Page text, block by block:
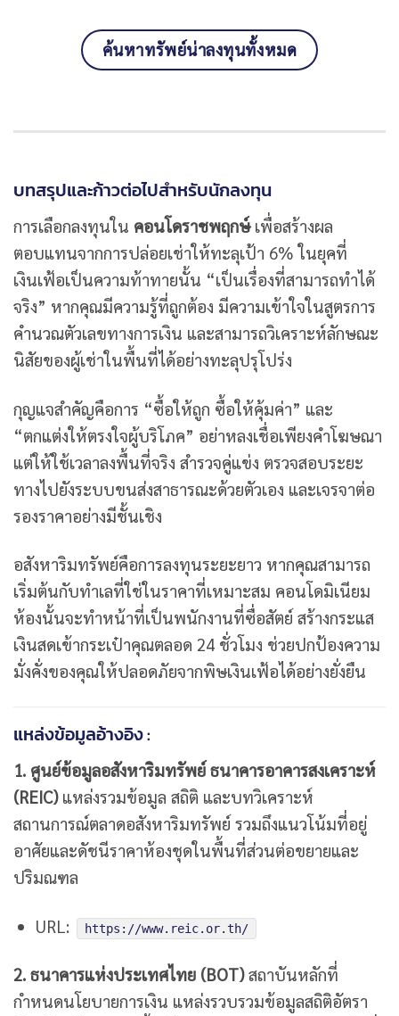
ค้นหาทรัพย์น่าลงทุนทั้งหมด
บทสรุปและก้าวต่อไปสำหรับนักลงทุน
การเลือกลงทุนใน คอนโดราชพฤกษ์เพื่อสร้างผล
ตอบแทนจากการปล่อยเช่าให้ทะลุเป้า 6% ในยุคที่
เงินเฟ้อเป็นความท้าทายนั้น “เป็นเรื่องที่สามารถทำได้
จริง” หากคุณมีความรู้ที่ถูกต้อง มีความเข้าใจในสูตรการ
คำนวณตัวเลขทางการเงิน และสามารถวิเคราะห์ลักษณะ
นิสัยของผู้เช่าในพื้นที่ได้อย่างทะลุปรุโปร่ง
กุญแจสำคัญคือการ “ซื้อให้ถูก ซื้อให้คุ้มค่า” และ
“ตกแต่งให้ตรงใจผู้บริโภค” อย่าหลงเชื่อเพียงคำโฆษณา
แต่ให้ใช้เวลาลงพื้นที่จริง สำรวจคู่แข่ง ตรวจสอบระยะ
ทางไปยังระบบขนส่งสาธารณะด้วยตัวเอง และเจรจาต่อ
รองราคาอย่างมีชั้นเชิง
อสังหาริมทรัพย์คือการลงทุนระยะยาว หากคุณสามารถ
เริ่มต้นกับทำเลที่ใช่ในราคาที่เหมาะสม คอนโดมิเนียม
ห้องนั้นจะทำหน้าที่เป็นพนักงานที่ซื่อสัตย์ สร้างกระแส
เงินสดเข้ากระเป๋าคุณตลอด 24 ชั่วโมง ช่วยปกป้องความ
มั่งคั่งของคุณให้ปลอดภัยจากพิษเงินเฟ้อได้อย่างยั่งยืน
แหล่งข้อมูลอ้างอิง :
1. ศูนย์ข้อมูลอสังหาริมทรัพย์ ธนาคารอาคารสงเคราะห์
(REIC)แหล่งรวมข้อมูล สถิติ และบทวิเคราะห์
สถานการณ์ตลาดอสังหาริมทรัพย์ รวมถึงแนวโน้มที่อยู่
อาศัยและดัชนีราคาห้องชุดในพื้นที่ส่วนต่อขยายและ
ปริมณฑล
URL: https://www.reic.or.th/
2. ธนาคารแห่งประเทศไทย (BOT)สถาบันหลักที่
กำหนดนโยบายการเงิน แหล่งรวบรวมข้อมูลสถิติอัตรา